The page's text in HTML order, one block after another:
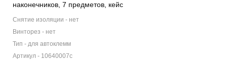
наконечников, 7 предметов, кейс
Снятие изоляции - нет
Винторез - нет
Тип - для автоклемм
Артикул - 10640007c